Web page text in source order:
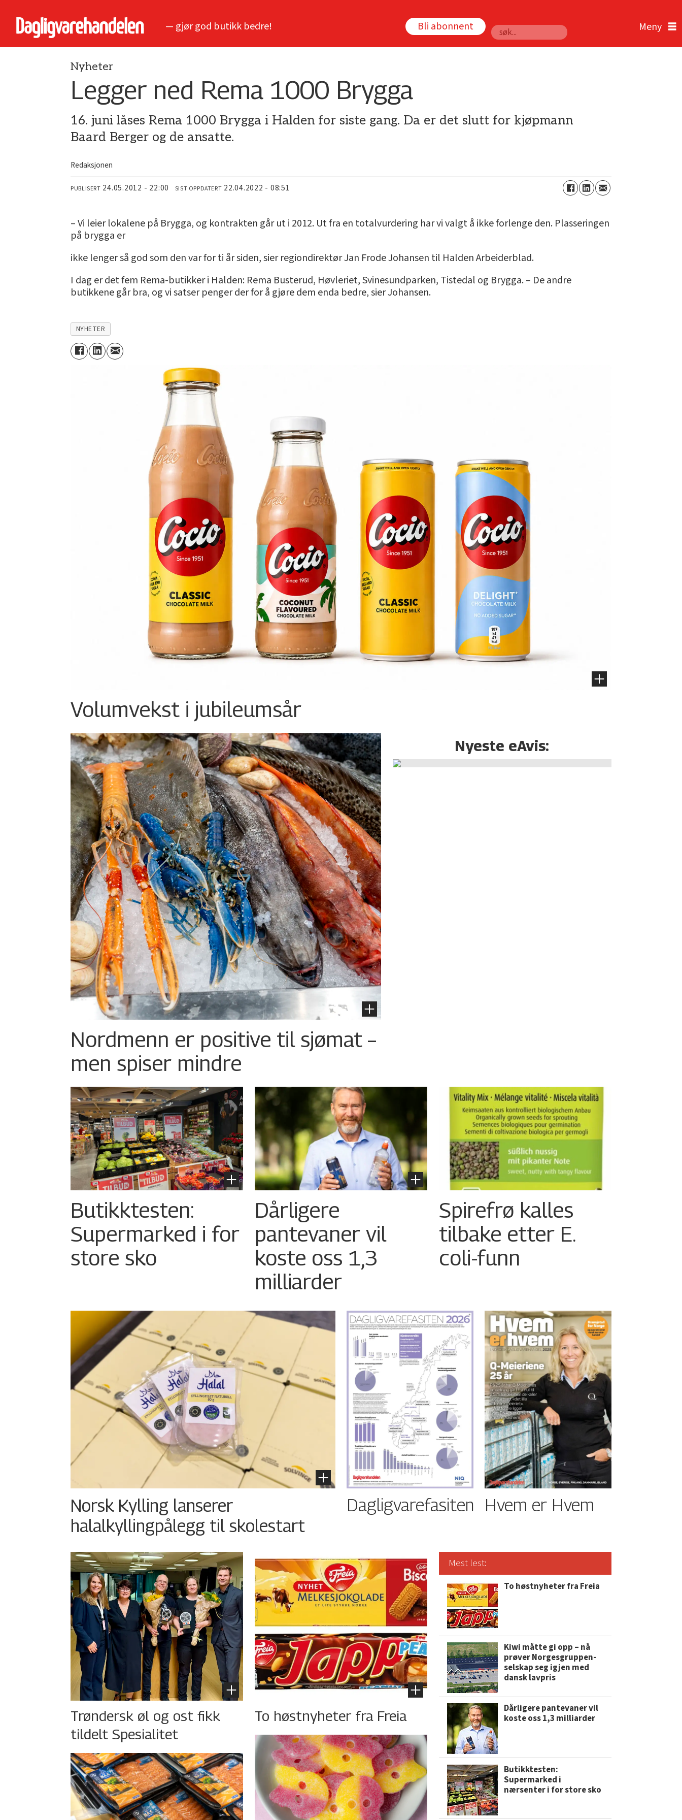
— gjør god butikk bedre! Bli abonnent
Søk
Nyheter
Legger ned Rema 1000 Brygga
16. juni låses Rema 1000 Brygga i Halden for siste gang. Da er det slutt for kjøpmann
Baard Berger og de ansatte.
Redaksjonen
PUBLISERT 24.05.2012 - 22:00 SIST OPPDATERT 22.04.2022 - 08:51
– Vi leier lokalene på Brygga, og kontrakten går ut i 2012. Ut fra en totalvurdering har vi valgt å ikke forlenge den. Plasseringen
på brygga er
ikke lenger så god som den var for ti år siden, sier regiondirektør Jan Frode Johansen til Halden Arbeiderblad.
I dag er det fem Rema-butikker i Halden: Rema Busterud, Høvleriet, Svinesundparken, Tistedal og Brygga. – De andre
butikkene går bra, og vi satser penger der for å gjøre dem enda bedre, sier Johansen.
NYHETER
Volumvekst i jubileumsår
Nordmenn er positive til sjømat –
men spiser mindre
Nyeste eAvis:
Butikktesten:
Supermarked i for
store sko
Dårligere
pantevaner vil
koste oss 1,3
milliarder
Spirefrø kalles
tilbake etter E.
coli-funn
Norsk Kylling lanserer
halalkyllingpålegg til skolestart
Dagligvarefasiten Hvem er Hvem
Trøndersk øl og ost fikk
tildelt Spesialitet
To høstnyheter fra Freia
Mest lest:
To høstnyheter fra Freia
Kiwi måtte gi opp – nå
prøver Norgesgruppen-
selskap seg igjen med
dansk lavpris
Dårligere pantevaner vil
koste oss 1,3 milliarder
Butikktesten:
Supermarked i
nærsenter i for store sko